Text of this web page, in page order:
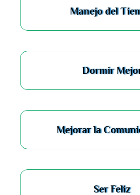
Manejo del
Dormir
Mejorar la
Ser Feliz